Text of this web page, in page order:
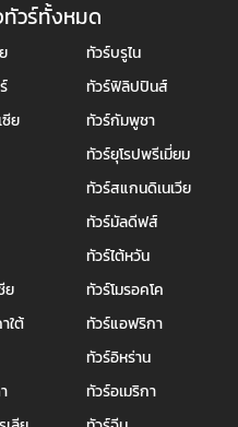
วร์ทั้งหมด
ทัวร์บรูไน
ทัวร์ฟิลิปปินส์
ซีย
ทัวร์กัมพูชา
ทัวร์ยุโรปพรีเมี่ยม
ทัวร์สแกนดิเนเวีย
ทัวร์มัลดีฟส์
ทัวร์ไต้หวัน
ย
ทัวร์โมรอคโค
ใต้
ทัวร์แอฟริกา
ทัวร์อิหร่าน
ทัวร์อเมริกา